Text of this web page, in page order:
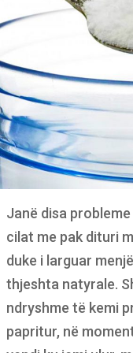
Janë disa
cilat me pak dituri
duke i larguar
thjeshta natyrale.
ndryshme të kemi
papritur, në